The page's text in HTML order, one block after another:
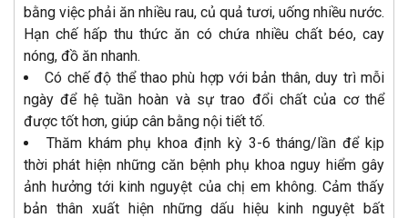
bằng việc phải ăn nhiều rau, củ quả tươi, uống nhiều nước.
Hạn chế hấp thu thức ăn có chứa nhiều chất béo, cay
nóng, đồ ăn nhanh.
Có chế độ thể thao phù hợp với bản thân, duy trì mỗi
ngày để hệ tuần hoàn và sự trao đổi chất của cơ thể
được tốt hơn, giúp cân bằng nội tiết tố.
Thăm khám phụ khoa định kỳ 3-6 tháng/lần để kịp
thời phát hiện những căn bệnh phụ khoa nguy hiểm gây
ảnh hưởng tới kinh nguyệt của chị em không. Cảm thấy
bản thân xuất hiện những dấu hiệu kinh nguyệt bất